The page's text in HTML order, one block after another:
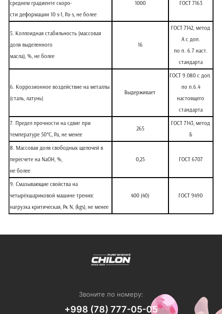
среднем градиенте скоро-
сти деформации 10 s-1, Pa·s, не более
1000 ГОСТ 7163
5. Коллоидная стабильность (массовая
доля выделенного
масла), %, не более
16
ГОСТ 7142, метод
А с доп.
по п. 6.7 наст.
стандарта
6. Коррозионное воздействие на металлы
(сталь, латунь)
Выдерживает
ГОСТ 9.080 с доп.
по п.6.4
настоящего
стандарта
7. Предел прочности на сдвиг при
температуре 50°С, Ра, не менее
265
ГОСТ 7143, метод
Б
8. Массовая доля свободных щелочей в
пересчете на NaOH, %,
не более
0,25 ГОСТ 6707
9. Смазывающие свойства на
четырёхшариковой машине трения:
нагрузка критическая, Рк N, (kgs), не менее
400 (40) ГОСТ 9490
Звоните по номеру:
+998 (78) 777-05-05